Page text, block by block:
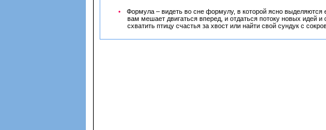
Формула – видеть во сне формулу, в которой ясно выделяются
вам мешает двигаться вперед, и отдаться потоку новых идей
схватить птицу счастья за хвост или найти свой сундук с